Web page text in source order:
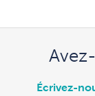
Écrivez-